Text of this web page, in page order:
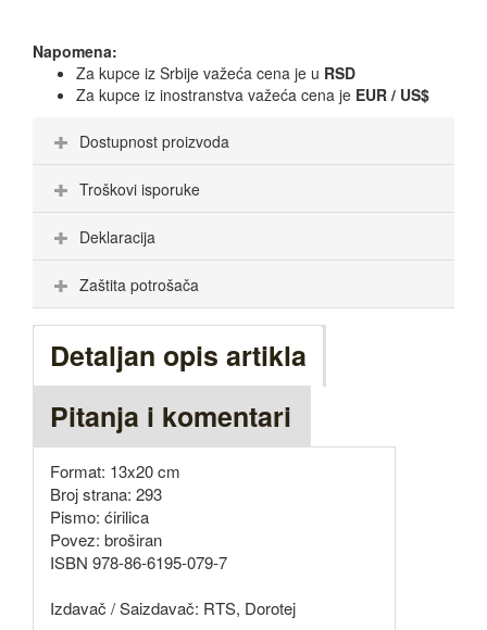
Napomena:
Za kupce iz Srbije važeća cena je u RSD
Za kupce iz inostranstva važeća cena je EUR / US$
Dostupnost proizvoda
Troškovi isporuke
Deklaracija
Zaštita potrošača
Detaljan opis artikla
Pitanja i komentari
Format: 13x20 cm
Broj strana: 293
Pismo: ćirilica
Povez: broširan
ISBN 978-86-6195-079-7
Izdavač / Saizdavač: RTS, Dorotej